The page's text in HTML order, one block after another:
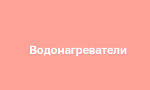
Водонагреватели